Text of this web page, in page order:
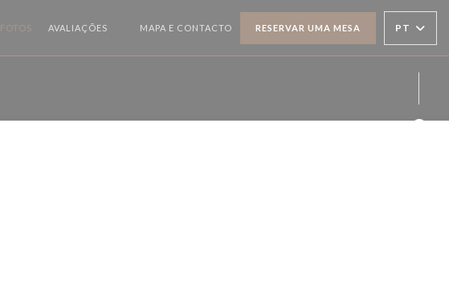
FOTOS AVALIAÇÕES MAPA E CONTACTO RESERVAR UMA MESA PT